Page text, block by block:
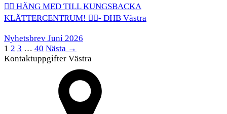
🧗‍♀️ HÄNG MED TILL KUNGSBACKA
KLÄTTERCENTRUM! 🧗‍♂️- DHB Västra
Nyhetsbrev Juni 2026
1 2 3 … 40 Nästa →
Kontaktuppgifter Västra